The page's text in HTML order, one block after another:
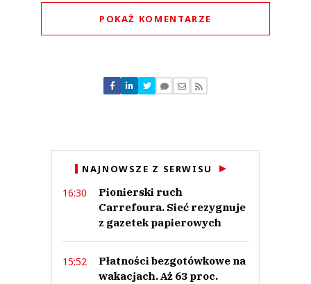
POKAŻ KOMENTARZE
Nie znaleziono komentarzy
Zostaw swoje komentarze
NAJNOWSZE Z SERWISU
16:30
Pionierski ruch
Carrefoura. Sieć rezygnuje
z gazetek papierowych
15:52
Płatności bezgotówkowe na
wakacjach. Aż 63 proc.